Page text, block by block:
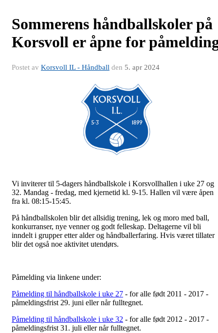
Sommerens håndballskoler på
Korsvoll er åpne for
Postet av Korsvoll IL - Håndball den 5. apr 2024
Vi inviterer til 5-dagers håndballskole i Korsvollhallen i uke 27 og
32. Mandag - fredag, med kjernetid kl. 9-15. Hallen vil være åpen
fra kl. 08:15-15:45.
På håndballskolen blir det allsidig trening, lek og moro med ball,
konkurranser, nye venner og godt felleskap. Deltagerne vil bli
inndelt i grupper etter alder og håndballerfaring. Hvis været tillater
blir det også noe aktivitet utendørs.
Påmelding via linkene under:
Påmelding til håndballskole i uke 27 - for alle født 2011 - 2017 -
påmeldingsfrist 29. juni eller når fulltegnet.
Påmelding til håndballskole i uke 32 - for alle født 2012 - 2017 -
påmeldingsfrist 31. juli eller når fulltegnet.